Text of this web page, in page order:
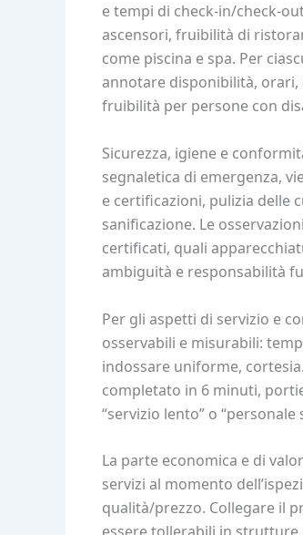
e tempi di check-in/check-
ascensori, fruibilità di
come piscina e spa. Per
annotare disponibilità, orari,
fruibilità per persone con
Sicurezza, igiene e
segnaletica di emergenza,
e certificazioni, pulizia delle
sanificazione. Le
certificati, quali
ambiguità e responsabilità
Per gli aspetti di servizio e
osservabili e misurabili:
indossare uniforme,
completato in 6 minuti,
“servizio lento” o “personale
La parte economica e di
servizi al momento
qualità/prezzo. Collegare il